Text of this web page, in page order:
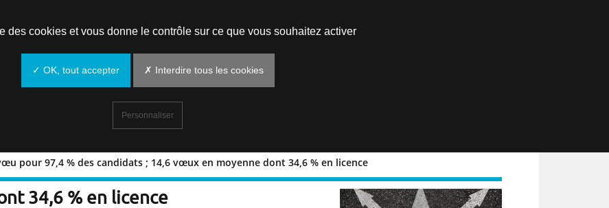
pour 97,4 % des candidats ; 14,6 vœux en moyenne dont 34,6 % en licence
un vœu pour 97,4 % des candidats ;
34,6 % en licence
des cookies et vous donne le contrôle sur ce que vous souhaitez activer
✓ OK, tout accepter ✗ Interdire tous les cookies
Personnaliser